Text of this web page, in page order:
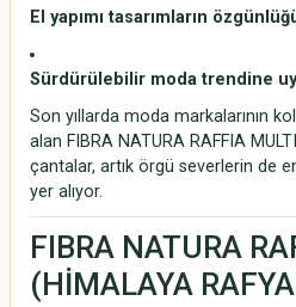
El yapımı tasarımların
Sürdürülebilir moda trendine
Son yıllarda moda markalarının
alan FIBRA NATURA RAFFIA
çantalar, artık örgü severlerin de
yer alıyor.
FIBRA NATURA
(HİMALAYA